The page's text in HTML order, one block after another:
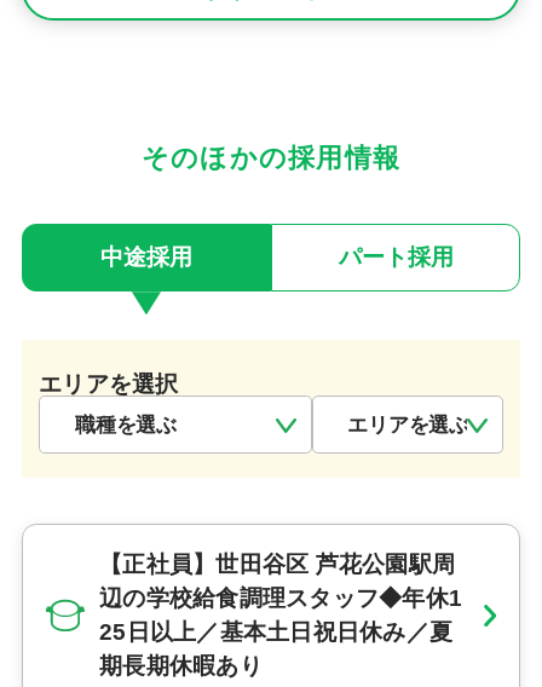
そのほかの採用情報
中途採用 パート採用
エリアを選択
【正社員】世田谷区 芦花公園駅周
辺の学校給食調理スタッフ◆年休1
25日以上／基本土日祝日休み／夏
期長期休暇あり